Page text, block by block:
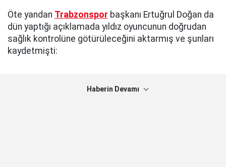
Öte yandan Trabzonspor başkanı Ertuğrul Doğan da
dün yaptığı açıklamada yıldız oyuncunun doğrudan
sağlık kontrolüne götürüleceğini aktarmış ve şunları
kaydetmişti:
Haberin Devamı